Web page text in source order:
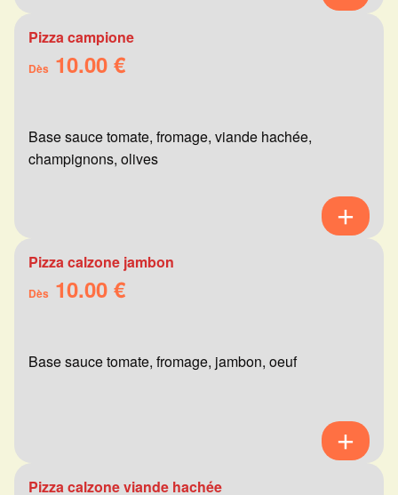
Pizza campione
Dès 10.00 €
Base sauce tomate, fromage, viande hachée,
champignons, olives
Pizza calzone jambon
Dès 10.00 €
Base sauce tomate, fromage, jambon, oeuf
Pizza calzone viande hachée